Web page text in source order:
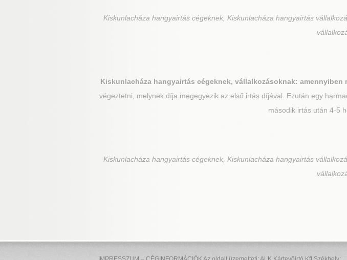
Kiskunlacháza hangyairtás cégeknek, Kiskunlacháza hangyairtás
Kiskunlacházahangyairtás cégeknek, vállalkozásoknak: amennyiben
végeztetni, melynek díja megegyezik az első irtás díjával. Ezután egy
második irtás után 4-5
Kiskunlacháza hangyairtás cégeknek, Kiskunlacháza hangyairtás